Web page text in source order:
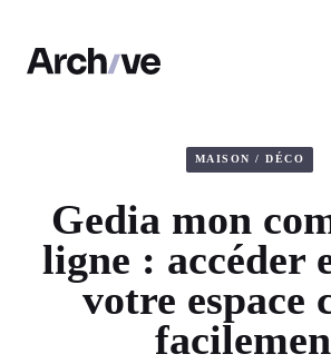
contenu
MAISON / DÉCO
Gedia mon
ligne : accéder
votre espace